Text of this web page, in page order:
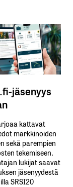
jäsenyys
kattavat
markkinoiden
sekä parempien
tekemiseen.
lukijat saavat
jäsenyydestä
SRSI20